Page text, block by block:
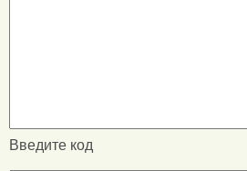
Введите код